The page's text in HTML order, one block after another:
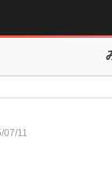
07/11